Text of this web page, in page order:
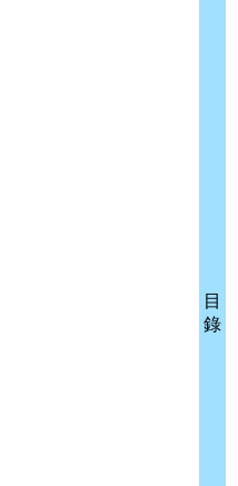
目
錄